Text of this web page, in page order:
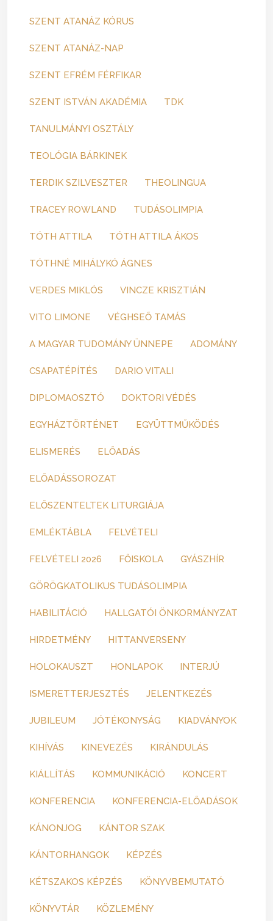
SZENT ATANÁZ KÓRUS
SZENT ATANÁZ-NAP
SZENT EFRÉM FÉRFIKAR
SZENT ISTVÁN AKADÉMIA TDK
TANULMÁNYI OSZTÁLY
TEOLÓGIA BÁRKINEK
TERDIK SZILVESZTER THEOLINGUA
TRACEY ROWLAND TUDÁSOLIMPIA
TÓTH ATTILA TÓTH ATTILA ÁKOS
TÓTHNÉ MIHÁLYKÓ ÁGNES
VERDES MIKLÓS VINCZE KRISZTIÁN
VITO LIMONE VÉGHSEŐ TAMÁS
A MAGYAR TUDOMÁNY ÜNNEPE ADOMÁNY
CSAPATÉPÍTÉS DARIO VITALI
DIPLOMAOSZTÓ DOKTORI VÉDÉS
EGYHÁZTÖRTÉNET EGYÜTTMŰKÖDÉS
ELISMERÉS ELŐADÁS
ELŐADÁSSOROZAT
ELŐSZENTELTEK LITURGIÁJA
EMLÉKTÁBLA FELVÉTELI
FELVÉTELI 2026 FŐISKOLA GYÁSZHÍR
GÖRÖGKATOLIKUS TUDÁSOLIMPIA
HABILITÁCIÓ HALLGATÓI ÖNKORMÁNYZAT
HIRDETMÉNY HITTANVERSENY
HOLOKAUSZT HONLAPOK INTERJÚ
ISMERETTERJESZTÉS JELENTKEZÉS
JUBILEUM JÓTÉKONYSÁG KIADVÁNYOK
KIHÍVÁS KINEVEZÉS KIRÁNDULÁS
KIÁLLÍTÁS KOMMUNIKÁCIÓ KONCERT
KONFERENCIA KONFERENCIA-ELŐADÁSOK
KÁNONJOG KÁNTOR SZAK
KÁNTORHANGOK KÉPZÉS
KÉTSZAKOS KÉPZÉS KÖNYVBEMUTATÓ
KÖNYVTÁR KÖZLEMÉNY